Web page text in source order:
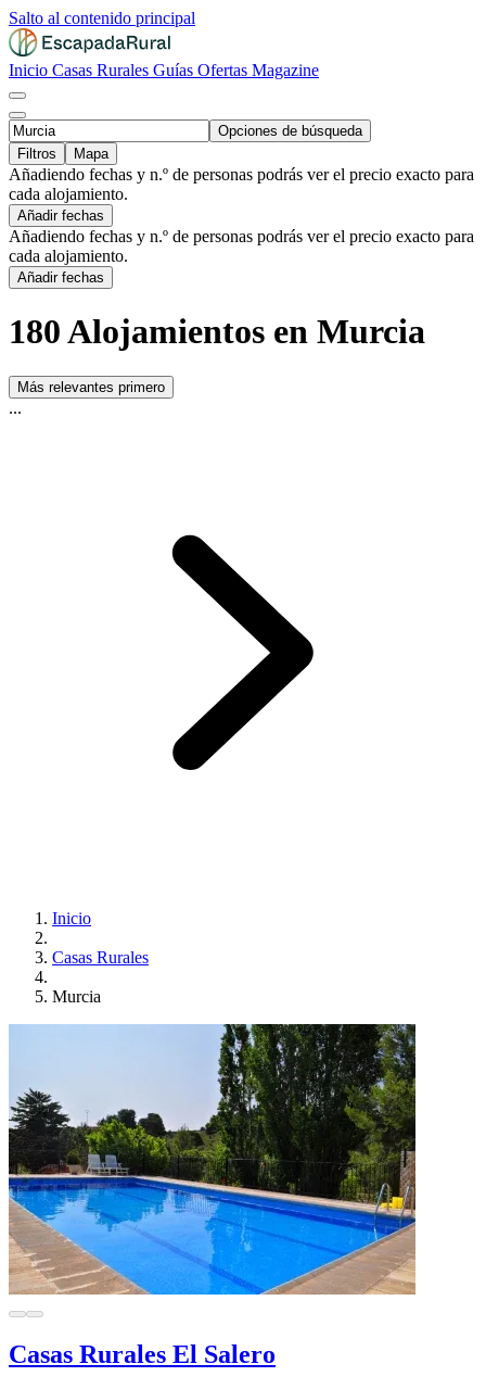
Salto al contenido principal
Inicio Casas Rurales Guías Ofertas Magazine
Opciones de búsqueda
Filtros
Mapa
Añadiendo fechas y n.º de personas podrás ver el precio exacto para
cada alojamiento.
Añadir fechas
Añadiendo fechas y n.º de personas podrás ver el precio exacto para
cada alojamiento.
Añadir fechas
180 Alojamientos en Murcia
Más relevantes primero
...
Inicio
Casas Rurales
Murcia
Casas Rurales El Salero